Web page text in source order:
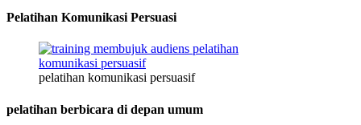
Pelatihan Komunikasi Persuasi
pelatihan komunikasi persuasif
pelatihan berbicara di depan umum